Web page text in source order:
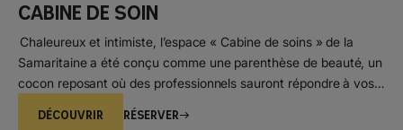
Cabine de soin
Chaleureux et intimiste, l’espace « Cabine de soins » de la
Samaritaine a été conçu comme une parenthèse de beauté, un
cocon reposant où des professionnels sauront répondre à vos
DÉCOUVRIR Réserver